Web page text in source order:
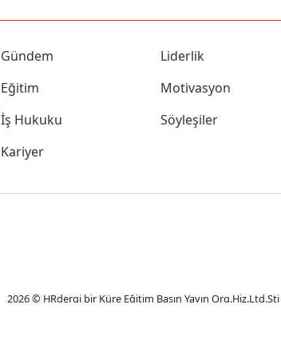
Gündem
Eğitim
İş Hukuku
Kariyer
Liderlik
Motivasyon
Söyleşiler
2026 © HRdergi bir Küre Eğitim Basın Yayın